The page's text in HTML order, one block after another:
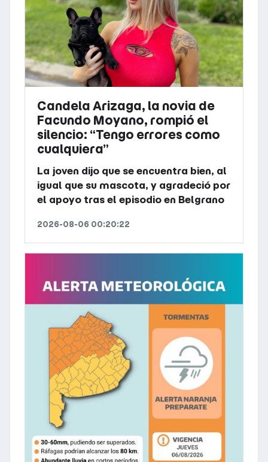
Candela Arizaga, la novia de
Facundo Moyano, rompió el
silencio: “Tengo errores como
cualquiera”
La joven dijo que se encuentra bien, al
igual que su mascota, y agradeció por
el apoyo tras el episodio en Belgrano
2026-08-06 00:20:22